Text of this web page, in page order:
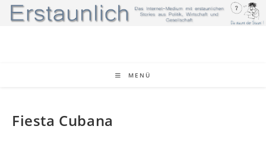
Zum
Inhalt
MENÜ
Fiesta Cubana